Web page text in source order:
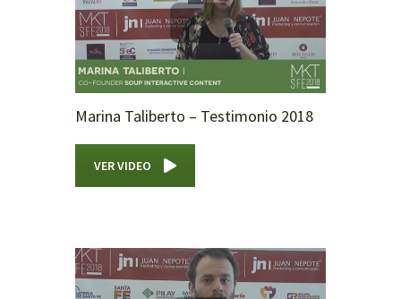
Marina Taliberto – Testimonio 2018
VER VIDEO